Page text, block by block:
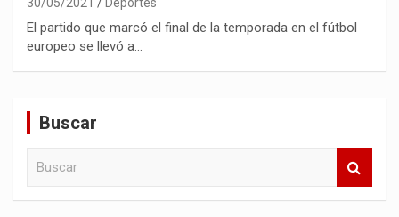
30/05/2021 Deportes
El partido que marcó el final de la temporada en el fútbol
europeo se llevó a…
Buscar